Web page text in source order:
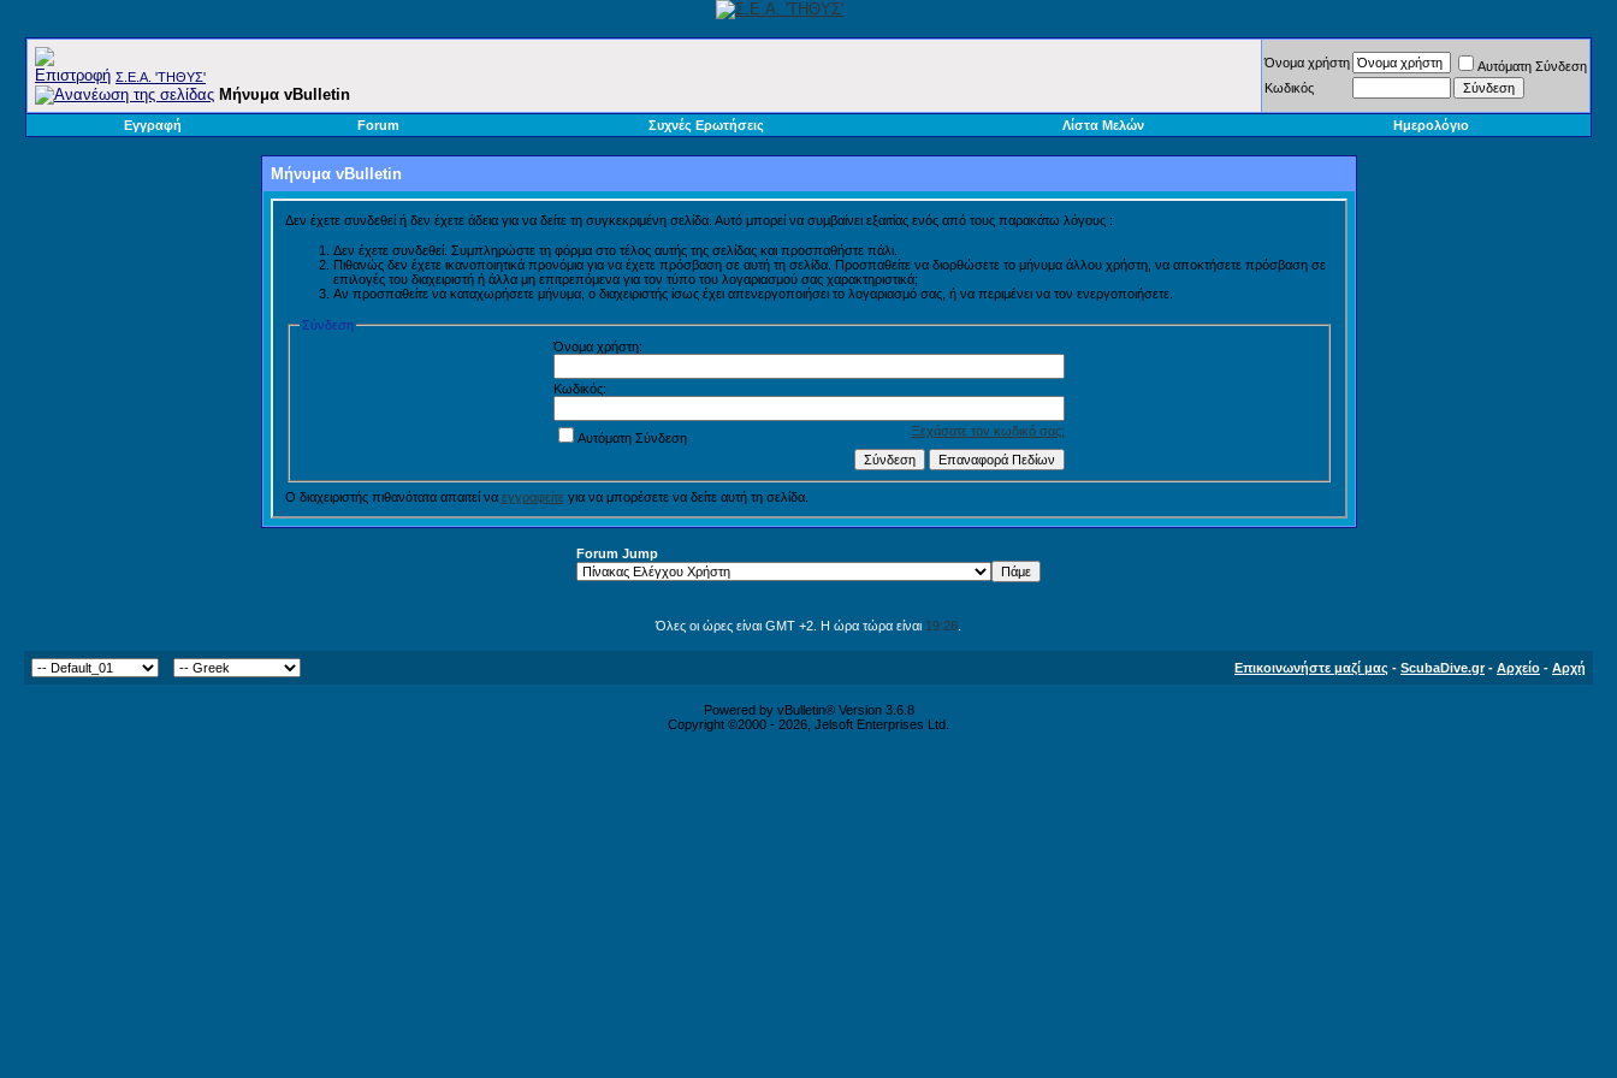
Σ.E.A. 'ΤΗΘΥΣ'
Μήνυμα vBulletin
Όνομα χρήστη
Αυτόματη Σύνδεση
Κωδικός
Εγγραφή Forum Συχνές Ερωτήσεις Λίστα Μελών Ημερολόγιο
Μήνυμα vBulletin
Δεν έχετε συνδεθεί ή δεν έχετε άδεια για να δείτε τη συγκεκριμένη σελίδα. Αυτό μπορεί να συμβαίνει εξαιτίας ενός από τους παρακάτω λόγους :
Δεν έχετε συνδεθεί. Συμπληρώστε τη φόρμα στο τέλος αυτής της σελίδας και προσπαθήστε πάλι.
Πιθανώς δεν έχετε ικανοποιητικά προνόμια για να έχετε πρόσβαση σε αυτή τη σελίδα. Προσπαθείτε να διορθώσετε το μήνυμα άλλου χρήστη, να αποκτήσετε πρόσβαση σε
επιλογές του διαχειριστή ή άλλα μη επιτρεπόμενα για τον τύπο του λογαριασμού σας χαρακτηριστικά;
Αν προσπαθείτε να καταχωρήσετε μήνυμα, ο διαχειριστής ίσως έχει απενεργοποιήσει το λογαριασμό σας, ή να περιμένει να τον ενεργοποιήσετε.
Σύνδεση
Όνομα χρήστη:
Κωδικός:
Ξεχάσατε τον κωδικό σας;
Αυτόματη Σύνδεση
Ο διαχειριστής πιθανότατα απαιτεί να εγγραφείτεγια να μπορέσετε να δείτε αυτή τη σελίδα.
Forum Jump
Όλες οι ώρες είναι GMT +2. Η ώρα τώρα είναι 19:26
Επικοινωνήστε μαζί μας - ScubaDive.gr- Αρχείο - Αρχή
Powered by vBulletin® Version 3.6.8
Copyright ©2000 - 2026, Jelsoft Enterprises Ltd.